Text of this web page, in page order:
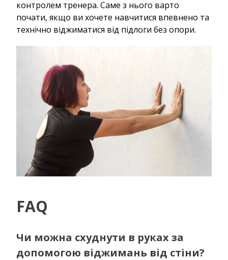
контролем тренера. Саме з нього варто
почати, якщо ви хочете навчитися впевнено та
технічно віджиматися від підлоги без опори.
FAQ
Чи можна схуднути в руках за
допомогою віджимань від стіни?